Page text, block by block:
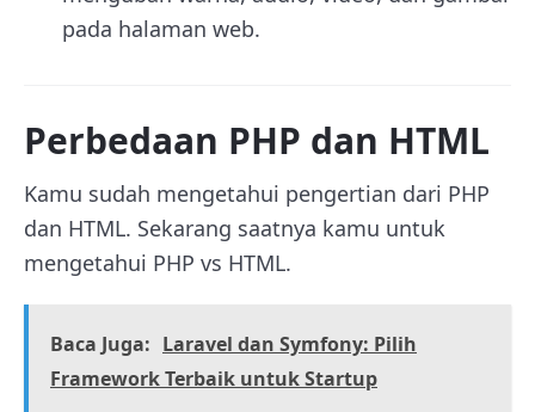
pada halaman web.
Perbedaan PHP dan HTML
Kamu sudah mengetahui pengertian dari PHP
dan HTML. Sekarang saatnya kamu untuk
mengetahui PHP vs HTML.
Baca Juga: Laravel dan Symfony: Pilih
Framework Terbaik untuk Startup